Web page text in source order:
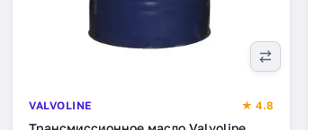
VALVOLINE ★ 4.8